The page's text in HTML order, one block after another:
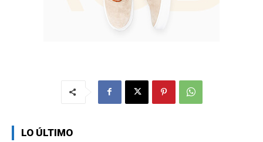
LO ÚLTIMO